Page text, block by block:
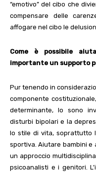
“emotivo” del cibo che
compensare delle
affogare nel cibo le
Come è possibile
importante un supporto
Pur tenendo in
componente
determinante, lo sono
disturbi bipolari e la
lo stile di vita, soprattutto
sportiva.Aiutare bambini e
un approccio
psicoanalisti e i genitori.